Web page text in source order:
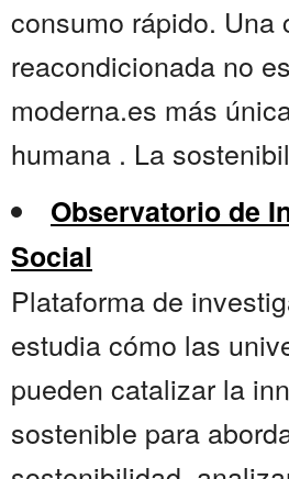
consumo rápido. Una
reacondicionada no
moderna.es más
humana . La
Observatorio de
Social
Plataforma de
estudia cómo las
pueden catalizar la
sostenible para